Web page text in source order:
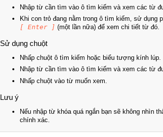
Nhập từ cần tìm vào ô tìm kiếm và xem các từ
Khi con trỏ đang nằm trong ô tìm kiếm, sử dụng
[ Enter ] (một lần nữa) để xem chi tiết từ đó.
Sử dụng chuột
Nhấp chuột ô tìm kiếm hoặc biểu tượng kính lúp.
Nhập từ cần tìm vào ô tìm kiếm và xem các từ
Nhấp chuột vào từ muốn xem.
Lưu ý
Nếu nhập từ khóa quá ngắn bạn sẽ không nhìn
chính xác.